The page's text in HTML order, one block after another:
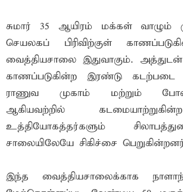
சுமார் 35 ஆயிரம் மக்கள் வாழும்
செயலகப் பிரிவிற்குள்
வைத்தியசாலை இதுவாகும். அத்துடன்
காணப்படுகின்ற இரண்டு கடற்படை
ராணுவ முகாம் மற்றும்
ஆகியவற்றில்
உத்தியோகத்தர்களும்
சாலையிலேயே சிகிச்சை
இந்த வைத்தியசாலைக்காக